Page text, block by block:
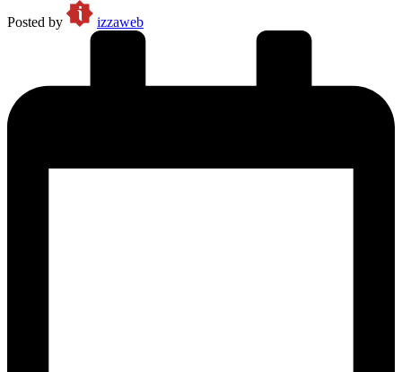
Posted by
izzaweb